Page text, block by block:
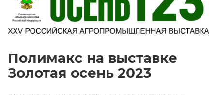
Полимакс на выставке
Золотая осень 2023